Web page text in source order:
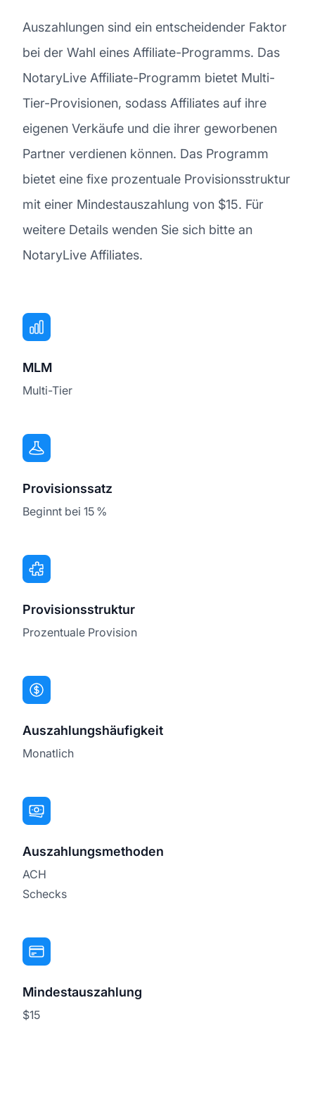
Auszahlungen sind ein entscheidender Faktor
bei der Wahl eines Affiliate-Programms. Das
NotaryLive Affiliate-Programm bietet Multi-
Tier-Provisionen, sodass Affiliates auf ihre
eigenen Verkäufe und die ihrer geworbenen
Partner verdienen können. Das Programm
bietet eine fixe prozentuale Provisionsstruktur
mit einer Mindestauszahlung von $15. Für
weitere Details wenden Sie sich bitte an
NotaryLive Affiliates.
MLM
Multi-Tier
Provisionssatz
Beginnt bei 15 %
Provisionsstruktur
Prozentuale Provision
Auszahlungshäufigkeit
Monatlich
Auszahlungsmethoden
ACH
Schecks
Mindestauszahlung
$15